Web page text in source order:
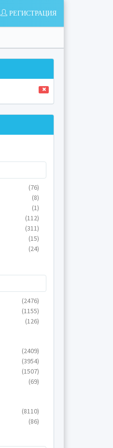
РЕГИСТРАЦИЯ
(76)
(8)
(1)
(112)
(311)
(15)
(24)
(1207)
(2)
(1015)
(342)
(2673)
(133)
(84)
(8)
(188)
(214)
(2476)
(1155)
(126)
(2409)
(3954)
(1507)
(69)
(8110)
(86)